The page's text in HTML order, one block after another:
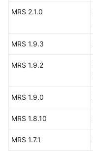
协
皮
源
持
MRS 2.1.0
MRS 1.9.3
MRS 1.9.2
MRS 1.9.0
MRS 1.8.10
MRS 1.7.1